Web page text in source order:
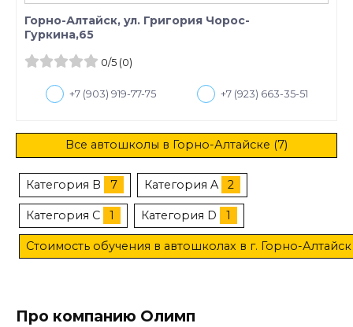
Горно-Алтайск, ул. Григория Чорос-
Гуркина,65
0/5(0)
+7 (903) 919-77-75 +7 (923) 663-35-51
Все автошколы в Горно-Алтайске (7)
Категория B 7 Категория A 2
Категория C 1 Категория D 1
Стоимость обучения в автошколах в г. Горно-Алтайск
Про компанию Олимп